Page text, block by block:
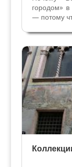
городом»
— потому